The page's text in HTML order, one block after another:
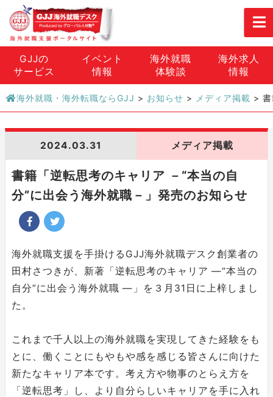
GJJの
サービス
イベント
情報
海外就職
体験談
海外求人
情報
海外就職・海外転職ならGJJ > お知らせ > メディア掲載 >
2024.03.31 メディア掲載
書籍「逆転思考のキャリア －“本当の自
分”に出会う海外就職－」発売のお知らせ
海外就職⽀援を⼿掛けるGJJ海外就職デスク創業者の
⽥村さつきが、新著「逆転思考のキャリア ―“本当の
⾃分”に出会う海外就職 ―」を３⽉31⽇に上梓しまし
た。
これまで千⼈以上の海外就職を実現してきた経験をも
とに、働くことにもやもや感を感じる皆さんに向けた
新たなキャリア本です。考え⽅や物事のとらえ⽅を
「逆転思考」し、より⾃分らしいキャリアを⼿に⼊れ